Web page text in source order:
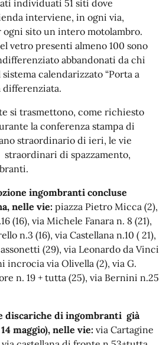
individuati 51 siti dove
interviene, in ogni via,
ogni sito un intero motolambro.
vetro presenti almeno 100 sono
abbandonati da chi
calendarizzato “Porta a
differenziata.
si trasmettono, come richiesto
la conferenza stampa di
straordinario di ieri, le vie
di spazzamento,
ingombranti concluse
nelle vie: piazza Pietro Micca (2),
(16), via Michele Fanara n. 8 (21),
n.3 (16), via Castellana n.10 ( 21),
(29), via Leonardo da Vinci
incrocia via Olivella (2), via G.
n. 19 + tutta (25), via Bernini n.25
di ingombranti già
maggio), nelle vie: via Cartagine